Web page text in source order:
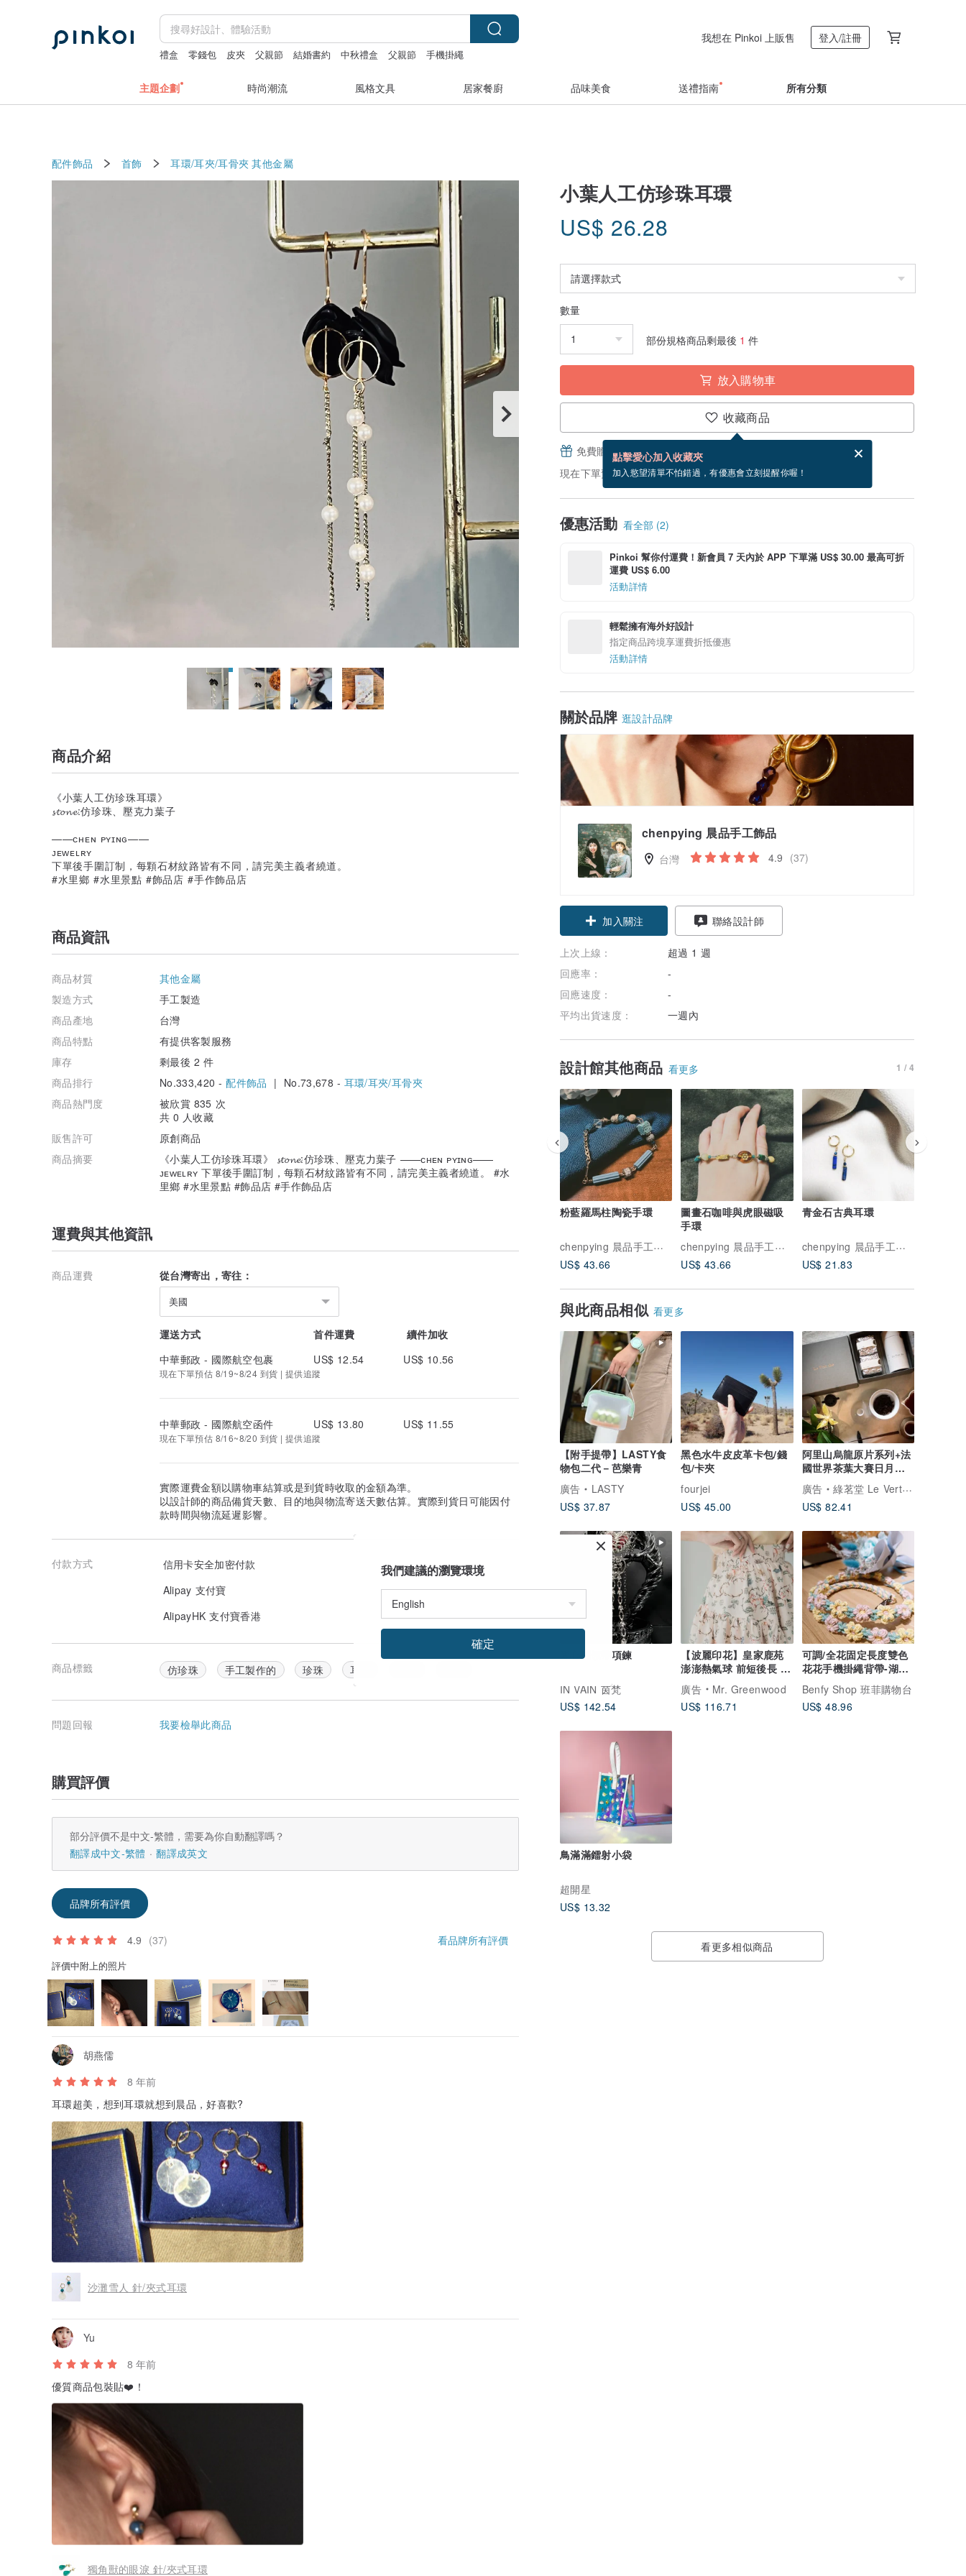
禮盒 零錢包 皮夾 父親節 結婚書約 中秋禮盒 父親節 手機掛繩
我想在 Pinkoi 上販售 登入/註冊
主題企劃 時尚潮流 風格文具 居家餐廚 品味美食 送禮指南 所有分類
配件飾品 首飾 耳環/耳夾/耳骨夾 其他金屬
小葉人工仿珍珠耳環
US$ 26.28
數量
部份規格商品剩最後 1 件
放入購物車
收藏商品
點擊愛心加入收藏夾
加入慾望清單不怕錯過，有優惠會立刻提醒你喔！
免費贈送電子賀卡，結帳完成後填寫
現在下單預估 8/16~8/24 到貨。
優惠活動 看全部 (2)
Pinkoi 幫你付運費！新會員 7 天內於 APP 下單滿 US$ 30.00 最高可折
運費 US$ 6.00
活動詳情
輕鬆擁有海外好設計
指定商品跨境享運費折抵優惠
活動詳情
關於品牌 逛設計品牌
chenpying 晨品手工飾品
台灣 4.9 (37)
加入關注 聯絡設計師
上次上線：
超過 1 週
回應率：
-
回應速度：
-
平均出貨速度：
一週內
設計館其他商品 看更多 1 / 4
粉藍羅馬柱陶瓷手環
chenpying 晨品手工飾品
US$ 43.66
圖畫石咖啡與虎眼磁吸
手環
chenpying 晨品手工飾品
US$ 43.66
青金石古典耳環
chenpying 晨品手工飾品
US$ 21.83
與此商品相似 看更多
【附手提帶】LASTY食
物包二代－芭樂青
廣告
LASTY
US$ 37.87
黑色水牛皮皮革卡包/錢
包/卡夾
fourjei
US$ 45.00
阿里山烏龍原片系列+法
國世界茶葉大賽日月潭
紅茶 茶包罐禮盒組
廣告
綠茗堂 Le Vert thé
US$ 82.41
愛心腦領帶項鍊
IN VAIN 茵梵
US$ 142.54
【波麗印花】皇家鹿苑
澎澎熱氣球 前短後長 鬆
緊帶 長裙
廣告
Mr. Greenwood
US$ 116.71
可調/全花固定長度雙色
花花手機掛繩背帶-湖水
綠+藕粉+奶酥黃
Benfy Shop 班菲購物台
US$ 48.96
鳥滿滿鐳射小袋
超開星
US$ 13.32
看更多相似商品
商品介紹
《小葉人工仿珍珠耳環》
𝓼𝓽𝓸𝓷𝓮:仿珍珠、壓克力葉子
——ᴄʜᴇɴ ᴘʏɪɴɢ——
ᴊᴇᴡᴇʟʀʏ
下單後手圍訂制，每顆石材紋路皆有不同，請完美主義者繞道。
#水里鄉 #水里景點 #飾品店 #手作飾品店
商品資訊
商品材質
其他金屬
製造方式
手工製造
商品產地
台灣
商品特點
有提供客製服務
庫存
剩最後 2 件
商品排行
No.333,420 -配件飾品 | No.73,678 - 耳環/耳夾/耳骨夾
商品熱門度
被欣賞 835 次
共 0 人收藏
販售許可
原創商品
商品摘要
《小葉人工仿珍珠耳環》 𝓼𝓽𝓸𝓷𝓮:仿珍珠、壓克力葉子 ——ᴄʜᴇɴ ᴘʏɪɴɢ——
ᴊᴇᴡᴇʟʀʏ 下單後手圍訂制，每顆石材紋路皆有不同，請完美主義者繞道。 #水
里鄉 #水里景點 #飾品店 #手作飾品店
運費與其他資訊
商品運費 從台灣寄出，寄往：
美國
運送方式 首件運費
續件加收
中華郵政 - 國際航空包裹
US$ 12.54 US$ 10.56
現在下單預估 8/19~8/24 到貨 | 提供追蹤
中華郵政 - 國際航空函件 US$ 13.80 US$ 11.55
現在下單預估 8/16~8/20 到貨 | 提供追蹤
實際運費金額以購物車結算或是到貨時收取的金額為準。
以設計師的商品備貨天數、目的地與物流寄送天數估算。實際到貨日可能因付
款時間與物流延遲影響。
付款方式
信用卡安全加密付款
Alipay 支付寶
AlipayHK 支付寶香港
商品標籤 仿珍珠 手工製作的 珍珠 耳夾
問題回報 我要檢舉此商品
購買評價
部分評價不是中文-繁體，需要為你自動翻譯嗎？
翻譯成中文-繁體
翻譯成英文
品牌所有評價
4.9 (37) 看品牌所有評價
評價中附上的照片
胡燕儒
8 年前
耳環超美，想到耳環就想到晨品，好喜歡?
沙灘雪人 針/夾式耳環
Yu
8 年前
優質商品包裝貼❤️！
獨角獸的眼淚 針/夾式耳環
我們建議的瀏覽環境
確定